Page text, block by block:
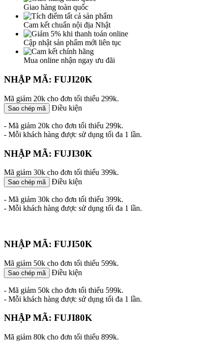
Giao hàng toàn quốc
Cam kết chuẩn nội địa Nhật
Cập nhật sản phẩm mới liên tục
Mua online nhận ngay ưu đãi
NHẬP MÃ: FUJI20K
Mã giảm 20k cho đơn tối thiểu 299k.
Sao chép mã Điều kiện
- Mã giảm 20k cho đơn tối thiểu 299k.
- Mỗi khách hàng được sử dụng tối đa 1 lần.
NHẬP MÃ: FUJI30K
Mã giảm 30k cho đơn tối thiểu 399k.
Sao chép mã Điều kiện
- Mã giảm 30k cho đơn tối thiểu 399k.
- Mỗi khách hàng được sử dụng tối đa 1 lần.
NHẬP MÃ: FUJI50K
Mã giảm 50k cho đơn tối thiểu 599k.
Sao chép mã Điều kiện
- Mã giảm 50k cho đơn tối thiểu 599k.
- Mỗi khách hàng được sử dụng tối đa 1 lần.
NHẬP MÃ: FUJI80K
Mã giảm 80k cho đơn tối thiểu 899k.